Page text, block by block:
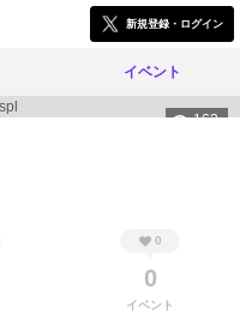
新規登録・ログイン
イベント
162
0
0
イベント